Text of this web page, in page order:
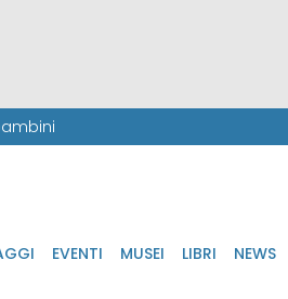
EVENTI MUSEI LIBRI NEWS